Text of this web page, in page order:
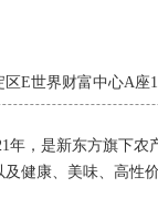
E世界财富中心A座
年，是新东方旗下
健康、美味、高性